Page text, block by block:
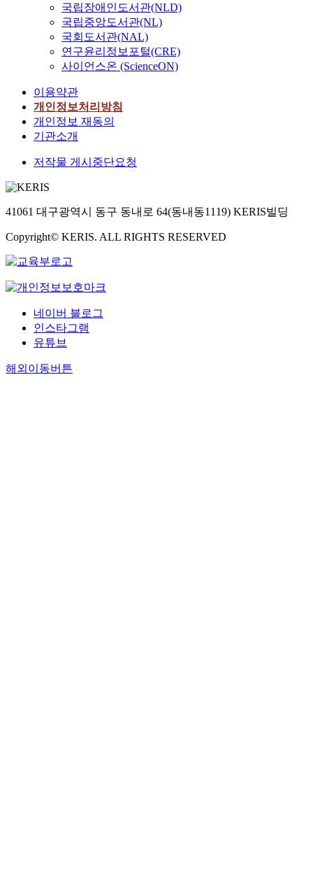
국립장애인도서관(NLD)
국립중앙도서관(NL)
국회도서관(NAL)
연구윤리정보포털(CRE)
사이언스온 (ScienceON)
이용약관
개인정보처리방침
개인정보 재동의
기관소개
저작물 게시중단요청
41061 대구광역시 동구 동내로 64(동내동1119) KERIS빌딩
Copyright© KERIS. ALL RIGHTS RESERVED
네이버 블로그
인스타그램
유튜브
해외이동버튼